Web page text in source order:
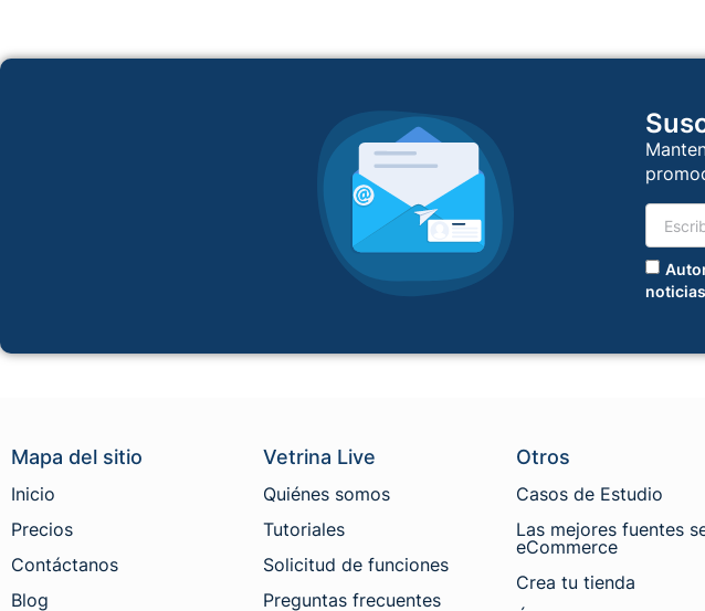
Mapa del sitio
Inicio
Precios
Contáctanos
Blog
Vetrina Live
Quiénes somos
Tutoriales
Solicitud de funciones
Preguntas frecuentes
Otros
Casos de Estudio
Las mejores fuentes
eCommerce
Crea tu tienda